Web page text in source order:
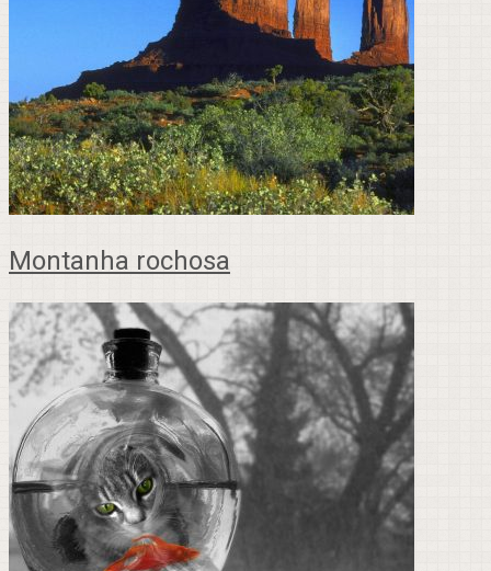
Montanha rochosa